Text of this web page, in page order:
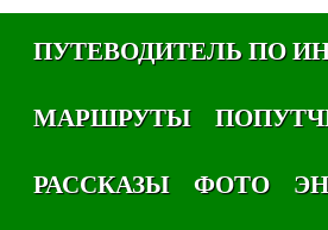
ПУТЕВОДИТЕЛЬ ПО
МАРШРУТЫ
РАССКАЗЫ
ФОТО